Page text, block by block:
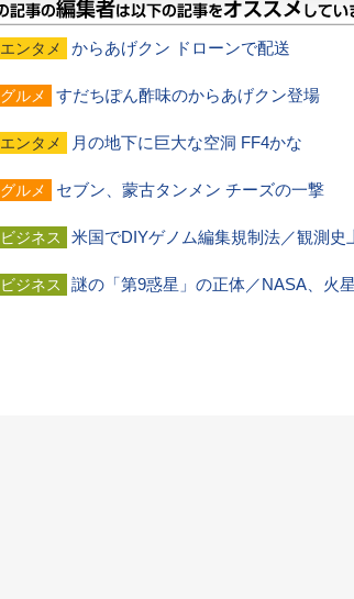
エンタメ からあげクン ドローンで配送
グルメ すだちぽん酢味のからあげクン登場
エンタメ 月の地下に巨大な空洞 FF4かな
グルメ セブン、蒙古タンメン チーズの一撃
ビジネス 米国でDIYゲノム編集規制法／観測史
ビジネス 謎の「第9惑星」の正体／NASA、火